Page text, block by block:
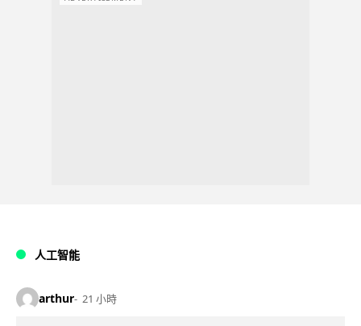
人工智能
arthur 21 小時